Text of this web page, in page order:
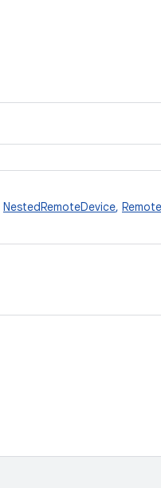
NestedRemoteDevice,